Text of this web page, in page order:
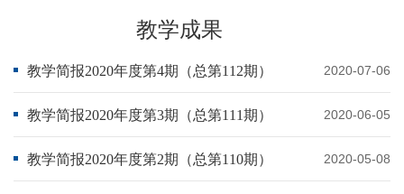
教学成果
2020-07-06
教学简报2020年度第4期（总第112期）
2020-06-05
教学简报2020年度第3期（总第111期）
2020-05-08
教学简报2020年度第2期（总第110期）